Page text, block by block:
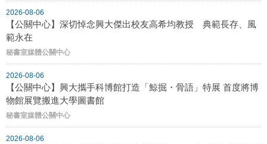
2026-08-06
【公關中心】深切悼念興大傑出校友高希均教授 典範長存、風
範永在
秘書室媒體公關中心
2026-08-06
【公關中心】興大攜手科博館打造「鯨掘・骨語」特展 首度將博
物館展覽搬進大學圖書館
秘書室媒體公關中心
2026-08-06